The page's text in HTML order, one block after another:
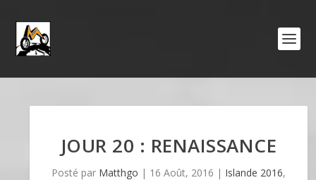
JOUR 20 : RENAISSANCE
Posté par Matthgo | 16 Août, 2016 | Islande 2016,